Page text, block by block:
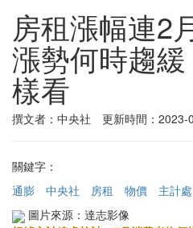
房租漲幅連2
漲勢何時趨
樣看
撰文者：中央社 更新時間：2023-
關鍵字：
通膨
中央社 房租 物價
主計處
圖片來源：達志影像